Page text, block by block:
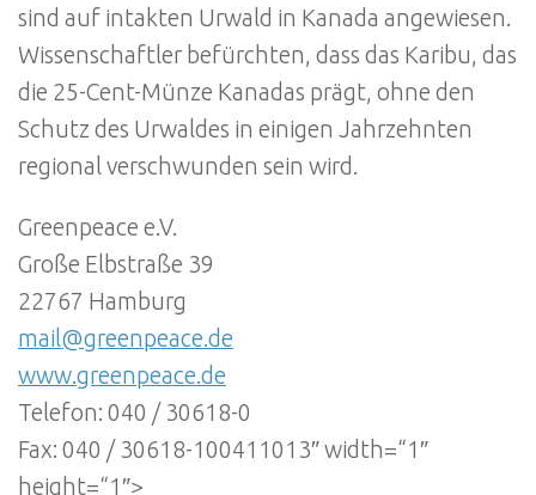
sind auf intakten Urwald in Kanada angewiesen.
Wissenschaftler befürchten, dass das Karibu, das
die 25-Cent-Münze Kanadas prägt, ohne den
Schutz des Urwaldes in einigen Jahrzehnten
regional verschwunden sein wird.
Greenpeace e.V.
Große Elbstraße 39
22767 Hamburg
mail@greenpeace.de
www.greenpeace.de
Telefon: 040 / 30618-0
Fax: 040 / 30618-100411013″ width=“1″
height=“1″>